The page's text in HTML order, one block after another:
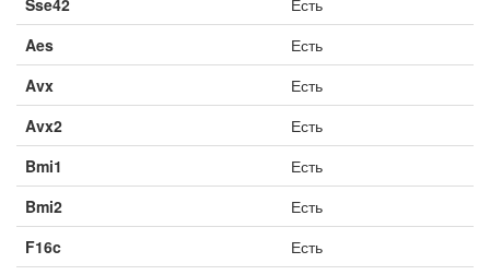
Sse42
Есть
Aes
Есть
Avx
Есть
Avx2
Есть
Bmi1
Есть
Bmi2
Есть
F16c
Есть